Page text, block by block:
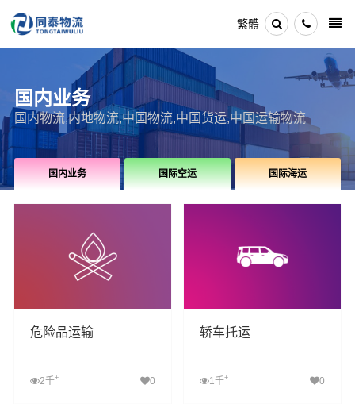
繁體
国内业务
国内物流,内地物流,中国物流,中国货运,中国运输物流
国内业务 国际空运 国际海运
危险品运输
2千+ 0
轿车托运
1千+ 0